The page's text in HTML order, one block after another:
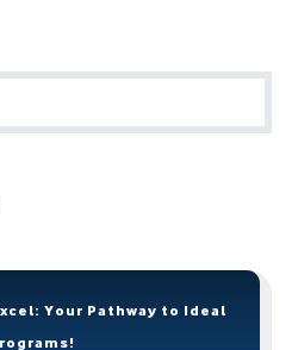
Your Pathway to Ideal